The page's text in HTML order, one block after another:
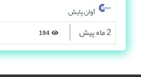
آوان پایش
2 ماه پیش